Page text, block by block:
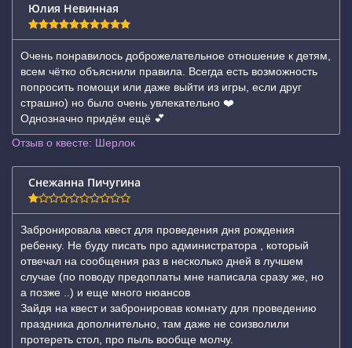
Юлия Невинная
Очень понравилось доброжелательное отношение к детям,
всем чётко объяснили правила. Всегда есть возможность
попросить помощи или даже выйти из игры, если друг
страшно) но было очень увлекательно ❤️
Однозначно придём ещё 💕
Отзыв о квесте: Шерлок
Снежанна Пичугина
Забронировала квест для проведения дня рождения
ребенку. Не буду писать про администратора , который
отвечал на сообщения раз в несколько дней в лучшем
случае (по поводу предоплаты мне написала сразу же, но
а позже ..) и еще много нюансов
Зайдя на квест и забронировав комнату для проведению
праздника дополнительно, там даже не соизволили
протереть стол, про пыль вообще молчу.